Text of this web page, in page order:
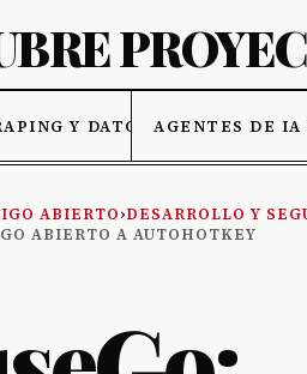
Y DATOS AGENTES DE
ABIERTO›DESARROLLO Y
ABIERTO A AUTOHOTKEY